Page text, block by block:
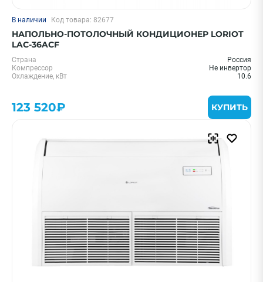
1,5 кВт - 05 BTU
3.5 кВт - 12 BTU
7.0 кВт - 24 BTU
Показать еще
Hisense
Shuft
Показать еще
Напряжение, В
В наличии Код товара: 82677
НАПОЛЬНО-ПОТОЛОЧНЫЙ КОНДИЦИОНЕР LORIOT
LAC-36ACF
Страна
Россия
Компрессор
Не инвертор
Охлаждение, кВт
10.6
123 520₽ КУПИТЬ